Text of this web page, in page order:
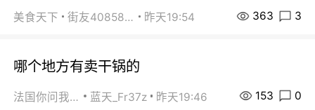
美食天下 街友40858442 昨天19:54 363 3
哪个地方有卖干锅的
法国你问我答 蓝天_Fr37z 昨天19:46 153 0